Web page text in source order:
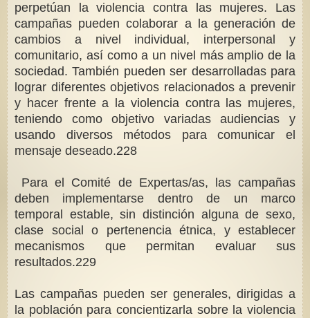
perpetúan la violencia contra las mujeres. Las
campañas pueden colaborar a la generación de
cambios a nivel individual, interpersonal y
comunitario, así como a un nivel más amplio de la
sociedad. También pueden ser desarrolladas para
lograr diferentes objetivos relacionados a prevenir
y hacer frente a la violencia contra las mujeres,
teniendo como objetivo variadas audiencias y
usando diversos métodos para comunicar el
mensaje deseado.228
Para el Comité de Expertas/as, las campañas
deben implementarse dentro de un marco
temporal estable, sin distinción alguna de sexo,
clase social o pertenencia étnica, y establecer
mecanismos que permitan evaluar sus
resultados.229
Las campañas pueden ser generales, dirigidas a
la población para concientizarla sobre la violencia